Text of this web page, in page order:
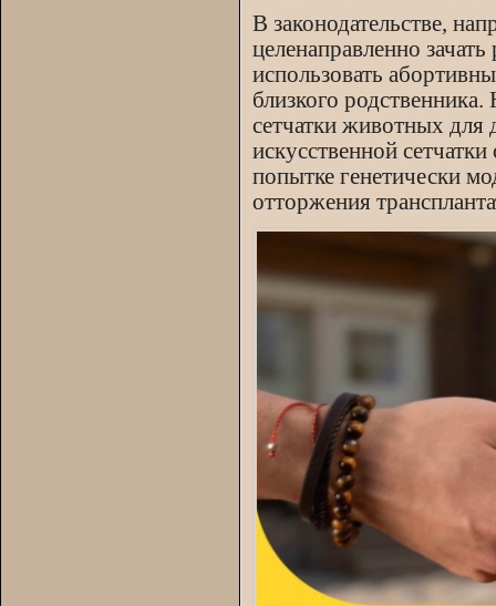
В законодательстве,
целенаправленно
использовать
близкого
сетчатки животных для
искусственной
попытке генетически
отторжения